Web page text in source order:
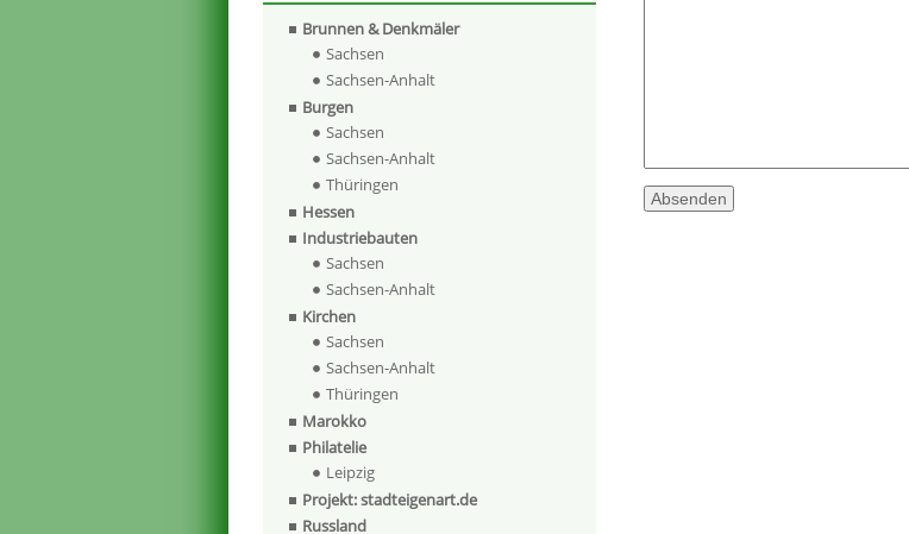
Brunnen & Denkmäler
Sachsen
Sachsen-Anhalt
Burgen
Sachsen
Sachsen-Anhalt
Thüringen
Hessen
Industriebauten
Sachsen
Sachsen-Anhalt
Kirchen
Sachsen
Sachsen-Anhalt
Thüringen
Marokko
Philatelie
Leipzig
Projekt: stadteigenart.de
Russland